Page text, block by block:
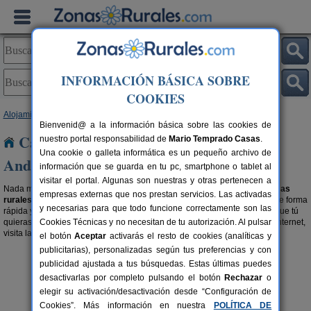
Alojamientos
Casas Rurales con disponibilidad en
Andalucía
Nada mejor que para planear tu escapada rural es ir directo a buscar
casas
rurales con fechas libres en Andalucía, permitiendo organizar tu viaje de forma
rápida y sencilla, alquilando un alojamiento rural disponible en la fecha que tú
quieras. Si además, quieres dejar la reserva hecha ya directamente por internet,
visita la sección dealojamientos con reserva online en Andalucía.
INFORMACIÓN BÁSICA SOBRE
COOKIES
Bienvenid@ a la información básica sobre las cookies de
nuestro portal responsabilidad de Mario Temprado Casas.
Una cookie o galleta informática es un pequeño archivo de
información que se guarda en tu pc, smartphone o tablet al
visitar el portal. Algunas son nuestras y otras pertenecen a
empresas externas que nos prestan servicios. Las activadas
y necesarias para que todo funcione correctamente son las
Cookies Técnicas y no necesitan de tu autorización. Al pulsar
el botónAceptar activarás el resto de cookies (analíticas y
publicitarias), personalizadas según tus preferencias y con
publicidad ajustada a tus búsquedas. Estas últimas puedes
desactivarlas por completo pulsando el botón Rechazar o
elegir su activación/desactivación desde “Configuración de
Cookies”. Más información en nuestra
POLÍTICA DE